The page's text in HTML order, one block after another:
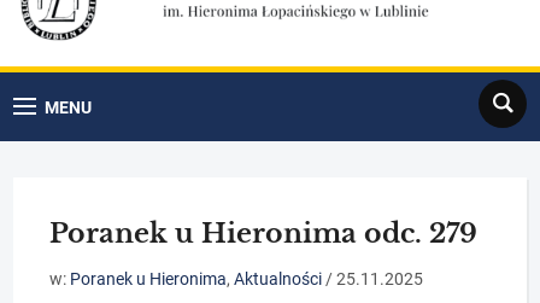
MENU
Search
Poranek u Hieronima odc. 279
w: Poranek u Hieronima,Aktualności /25.11.2025